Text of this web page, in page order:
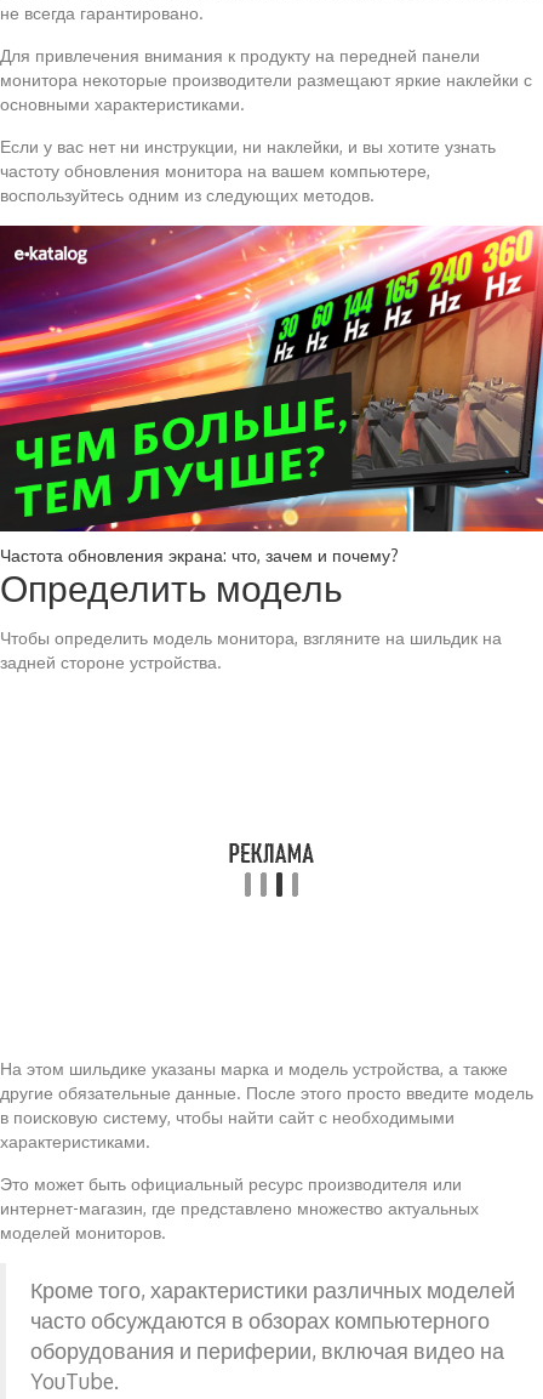
не всегда гарантировано.
Для привлечения внимания к продукту на передней панели
монитора некоторые производители размещают яркие наклейки с
основными характеристиками.
Если у вас нет ни инструкции, ни наклейки, и вы хотите узнать
частоту обновления монитора на вашем компьютере,
воспользуйтесь одним из следующих методов.
Частота обновления экрана: что, зачем и почему?
Определить модель
Чтобы определить модель монитора, взгляните на шильдик на
задней стороне устройства.
На этом шильдике указаны марка и модель устройства, а также
другие обязательные данные. После этого просто введите модель
в поисковую систему, чтобы найти сайт с необходимыми
характеристиками.
Это может быть официальный ресурс производителя или
интернет-магазин, где представлено множество актуальных
моделей мониторов.
Кроме того, характеристики различных моделей
часто обсуждаются в обзорах компьютерного
оборудования и периферии, включая видео на
YouTube.